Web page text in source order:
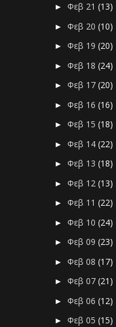
►Φεβ 21(13)
►Φεβ 20(10)
►Φεβ 19(20)
►Φεβ 18(24)
►Φεβ 17(20)
►Φεβ 16(16)
►Φεβ 15(18)
►Φεβ 14(22)
►Φεβ 13(18)
►Φεβ 12(13)
►Φεβ 11(22)
►Φεβ 10(24)
►Φεβ 09(23)
►Φεβ 08(17)
►Φεβ 07(21)
►Φεβ 06(12)
►Φεβ 05(15)